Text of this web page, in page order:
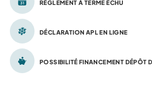
RÈGLEMENT À TERME ÉCHU
DÉCLARATION APL EN LIGNE
POSSIBILITÉ FINANCEMENT DÉPÔT